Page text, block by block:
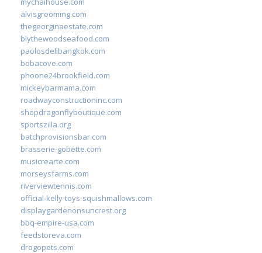
alvisgrooming.com
thegeorginaestate.com
blythewoodseafood.com
paolosdelibangkok.com
bobacove.com
phoone24brookfield.com
mickeybarmama.com
roadwayconstructioninc.com
shopdragonflyboutique.com
sportszilla.org
batchprovisionsbar.com
brasserie-gobette.com
musicrearte.com
morseysfarms.com
riverviewtennis.com
official-kelly-toys-squishmallows.com
displaygardenonsuncrest.org
bbq-empire-usa.com
feedstoreva.com
drogopets.com